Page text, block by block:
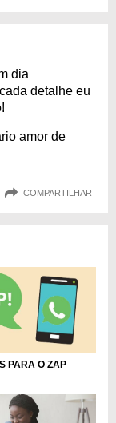
dia
detalhe eu
amor de
COMPARTILHAR
PARA O ZAP